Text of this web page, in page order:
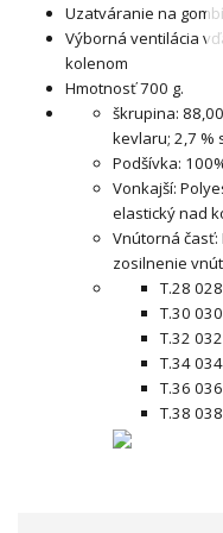
Uzatváranie na
Výborná ventilácia
kolenom
Hmotnosť 700 g.
škrupina:
kevlaru; 2,7 %
Podšívka:
Vonkajší:
elastický nad
Vnútorná
zosilnenie
T.28 028
T.30 030
T.32 032
T.34 034
T.36 036
T.38 038